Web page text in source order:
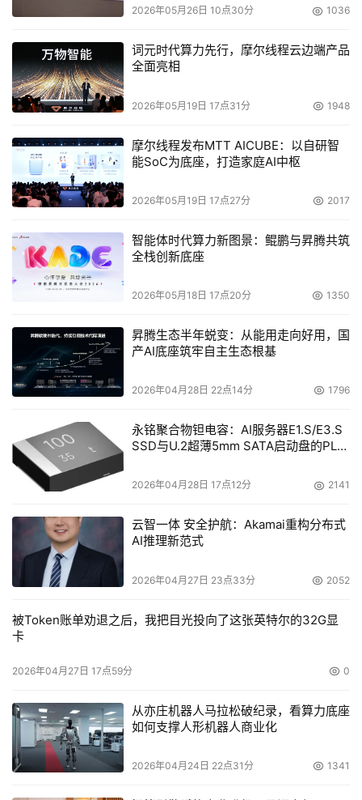
2026年05月26日 10点30分 1036
词元时代算力先行，摩尔线程云边端产品
全面亮相
2026年05月19日 17点31分 1948
摩尔线程发布MTT AICUBE：以自研智
能SoC为底座，打造家庭AI中枢
2026年05月19日 17点27分 2017
智能体时代算力新图景：鲲鹏与昇腾共筑
全栈创新底座
2026年05月18日 17点20分 1350
昇腾生态半年蜕变：从能用走向好用，国
产AI底座筑牢自主生态根基
2026年04月28日 22点14分 1796
永铭聚合物钽电容：AI服务器E1.S/E3.S
SSD与U.2超薄5mm SATA启动盘的PLP
2026年04月28日 17点12分 2141
云智一体 安全护航：Akamai重构分布式
AI推理新范式
2026年04月27日 23点33分 2052
被Token账单劝退之后，我把目光投向了这张英特尔的32G显
卡
2026年04月27日 17点59分 0
从亦庄机器人马拉松破纪录，看算力底座
如何支撑人形机器人商业化
2026年04月24日 22点31分 1341